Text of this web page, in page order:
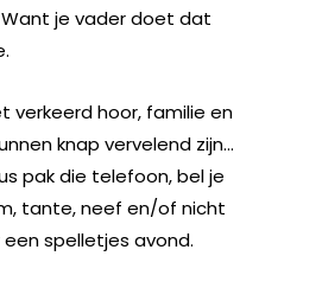
je vader doet dat
verkeerd hoor, familie en
knap vervelend zijn…
pak die telefoon, bel je
tante, neef en/of nicht
spelletjes avond.